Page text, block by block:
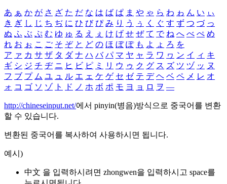
あ ぁ か が さ ざ た だ な は ば ぱ ま や ゃ ら わ ゎ ん い ぃ
き ぎ し じ ち ぢ に ひ び ぴ み り う ぅ く ぐ す ず つ づ っ
ぬ ふ ぶ ぷ む ゆ ゅ る え ぇ け げ せ ぜ て で ね へ べ ぺ め
れ お ぉ こ ご そ ぞ と ど の ほ ぼ ぽ も よ ょ ろ を
ア ァ カ サ ザ タ ダ ナ ハ バ パ マ ヤ ャ ラ ワ ヮ ン イ ィ キ
ギ シ ジ チ ヂ ニ ヒ ビ ピ ミ リ ウ ゥ ク グ ス ズ ツ ヅ ッ ヌ
フ ブ プ ム ユ ュ ル エ ェ ケ ゲ セ ゼ テ デ ヘ ベ ペ メ レ オ
ォ コ ゴ ソ ゾ ト ド ノ ホ ボ ポ モ ヨ ョ ロ ヲ ―
http://chineseinput.net/에서 pinyin(병음)방식으로 중국어를 변환
할 수 있습니다.
변환된 중국어를 복사하여 사용하시면 됩니다.
예시)
中文 을 입력하시려면 zhongwen을 입력하시고 space를